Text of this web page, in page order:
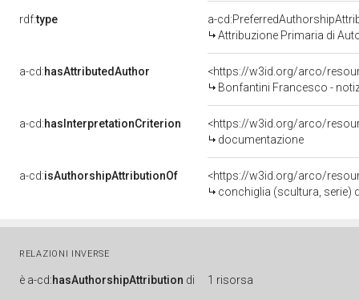
rdf:type
a-
Attribuzione Primaria di
a-cd:hasAttributedAuthor
<https://w3id.org/arco/
Bonfantini Francesco -
a-cd:hasInterpretationCriterion
<https://w3id.org/arco/
documentazione
a-cd:isAuthorshipAttributionOf
<https://w3id.org/arco/
conchiglia (scultura, serie)
RELAZIONI INVERSE
è a-cd:hasAuthorshipAttribution di 1 risorsa